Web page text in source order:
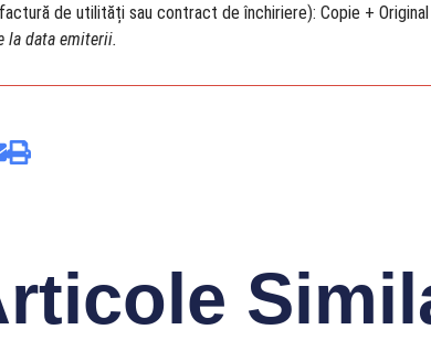
de utilități sau contract de închiriere): Copie + Original
la data emiterii.